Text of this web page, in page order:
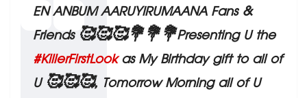
EN ANBUM AARUYIRUMAANA Fans &
Friends 🥰🥰🥰💐💐💐Presenting U the
#KillerFirstLookas My Birthday gift to all of
U 🥰🥰🥰, Tomorrow Morning all of U